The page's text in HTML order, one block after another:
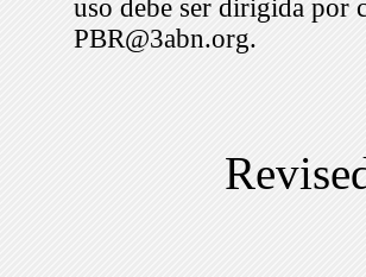
uso debe ser dirigida por
PBR@3abn.org.